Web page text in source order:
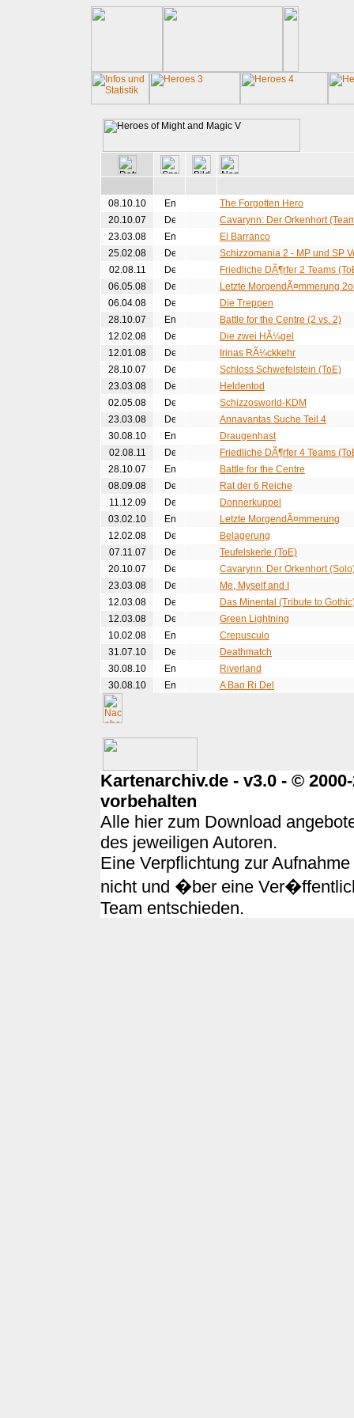
08.10.10
The Forgotten Hero
20.10.07
Cavarynn: Der Orkenhort
23.03.08
El Barranco
25.02.08
Schizzomania 2 - MP und SP
02.08.11
Friedliche DÃ¶rfer 2 Teams
06.05.08
Letzte MorgendÃ¤mmerung
06.04.08
Die Treppen
28.10.07
Battle for the Centre (2 vs. 2)
12.02.08
Die zwei HÃ¼gel
12.01.08
Irinas RÃ¼ckkehr
28.10.07
Schloss Schwefelstein (ToE)
23.03.08
Heldentod
02.05.08
Schizzosworld-KDM
23.03.08
Annavantas Suche Teil 4
30.08.10
Draugenhast
02.08.11
Friedliche DÃ¶rfer 4 Teams
28.10.07
Battle for the Centre
08.09.08
Rat der 6 Reiche
11.12.09
Donnerkuppel
03.02.10
Letzte MorgendÃ¤mmerung
12.02.08
Belagerung
07.11.07
Teufelskerle (ToE)
20.10.07
Cavarynn: Der Orkenhort
23.03.08
Me, Myself and I
12.03.08
Das Minental (Tribute to
12.03.08
Green Lightning
10.02.08
Crepusculo
31.07.10
Deathmatch
30.08.10
Riverland
30.08.10
A Bao Ri Del
Kartenarchiv.de - v3.0 - ©
vorbehalten
Alle hier zum Download
des jeweiligen Autoren.
Eine Verpflichtung zur
nicht und �ber eine
Team entschieden.